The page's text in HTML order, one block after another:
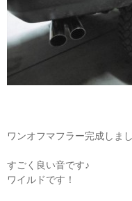
ワンオフマフラー完成しま
すごく良い音です♪
ワイルドです！